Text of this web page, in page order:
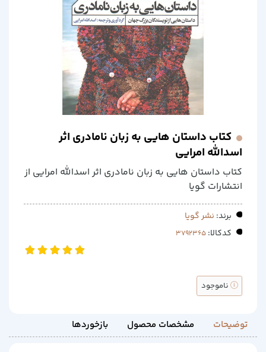
کتاب داستان هایی به زبان نامادری اثر
اسدالله امرایی
کتاب داستان هایی به زبان نامادری اثر اسدالله امرایی از
انتشارات گویا
برند: نشر گویا
کدکالا:
ناموجود
توضیحات مشخصات محصول بازخوردها